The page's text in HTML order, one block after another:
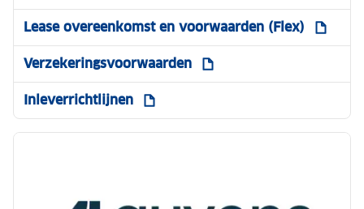
Lease overeenkomst en voorwaarden (Flex)
Verzekeringsvoorwaarden
Inleverrichtlijnen